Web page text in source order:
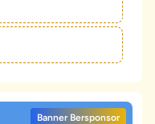
Banner Bersponsor